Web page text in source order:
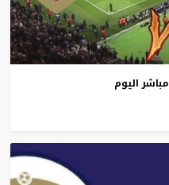
مباشر اليوم